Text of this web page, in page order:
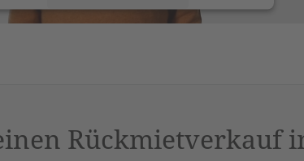
Rückmietverkauf